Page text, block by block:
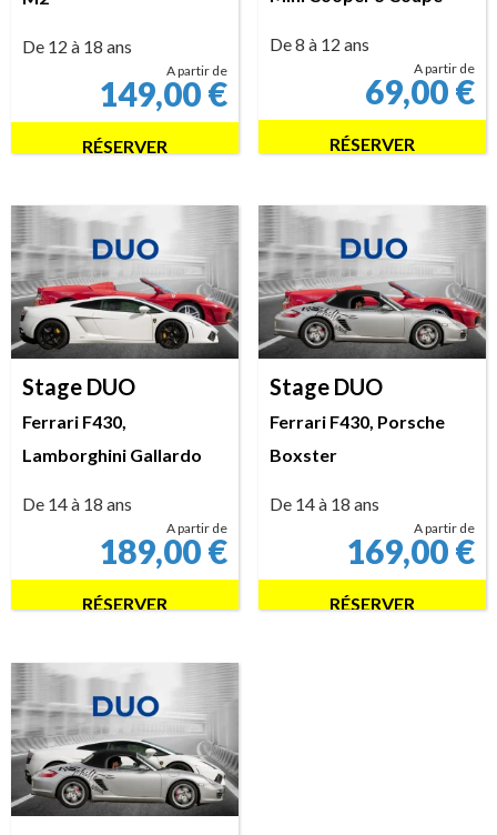
De 12 à 18 ans
A partir de
149,00€
RÉSERVER
De 8 à 12 ans
A partir de
69,00€
RÉSERVER
Stage DUO
Ferrari F430,
Lamborghini Gallardo
De 14 à 18 ans
A partir de
189,00€
RÉSERVER
Stage DUO
Ferrari F430, Porsche
Boxster
De 14 à 18 ans
A partir de
169,00€
RÉSERVER